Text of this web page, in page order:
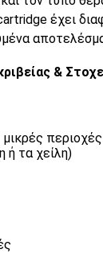
έχει
&
μικρές
ή τα χείλη)